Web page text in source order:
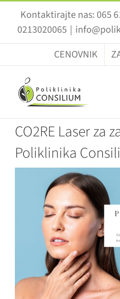
content
Kontaktirajte nas: 065
0213020065 |
CENOVNIK
CO2RE Laser za
Poliklinika